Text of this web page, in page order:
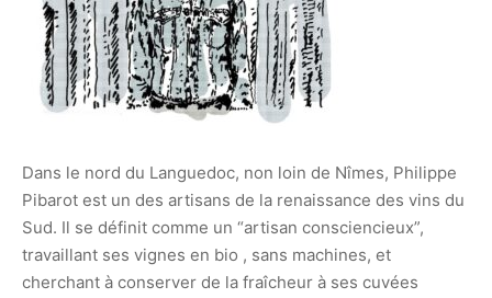
Dans le nord du Languedoc, non loin de Nîmes, Philippe
Pibarot est un des artisans de la renaissance des vins du
Sud. Il se définit comme un “artisan consciencieux”,
travaillant ses vignes en bio , sans machines, et
cherchant à conserver de la fraîcheur à ses cuvées